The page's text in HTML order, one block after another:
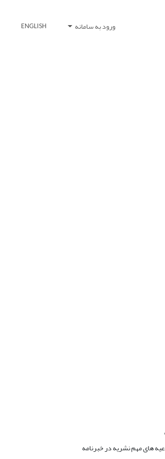
ورود به سامانه ENGLISH
های مهم نشریه در خبرنامه